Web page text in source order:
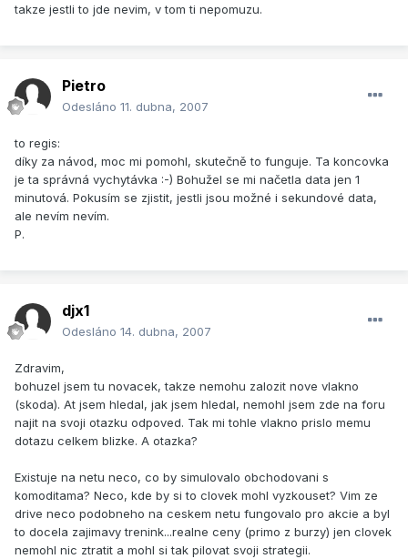
takze jestli to jde nevim, v tom ti nepomuzu.
Pietro
Odesláno 11. dubna, 2007
to regis:
díky za návod, moc mi pomohl, skutečně to funguje. Ta koncovka
je ta správná vychytávka :-) Bohužel se mi načetla data jen 1
minutová. Pokusím se zjistit, jestli jsou možné i sekundové data,
ale nevím nevím.
P.
djx1
Odesláno 14. dubna, 2007
Zdravim,
bohuzel jsem tu novacek, takze nemohu zalozit nove vlakno
(skoda). At jsem hledal, jak jsem hledal, nemohl jsem zde na foru
najit na svoji otazku odpoved. Tak mi tohle vlakno prislo memu
dotazu celkem blizke. A otazka?
Existuje na netu neco, co by simulovalo obchodovani s
komoditama? Neco, kde by si to clovek mohl vyzkouset? Vim ze
drive neco podobneho na ceskem netu fungovalo pro akcie a byl
to docela zajimavy trenink...realne ceny (primo z burzy) jen clovek
nemohl nic ztratit a mohl si tak pilovat svoji strategii.